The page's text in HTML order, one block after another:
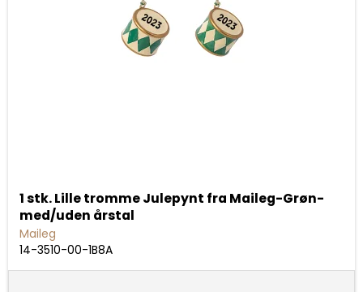
1 stk. Lille tromme Julepynt fra Maileg-Grøn-
med/uden årstal
Maileg
14-3510-00-1B8A